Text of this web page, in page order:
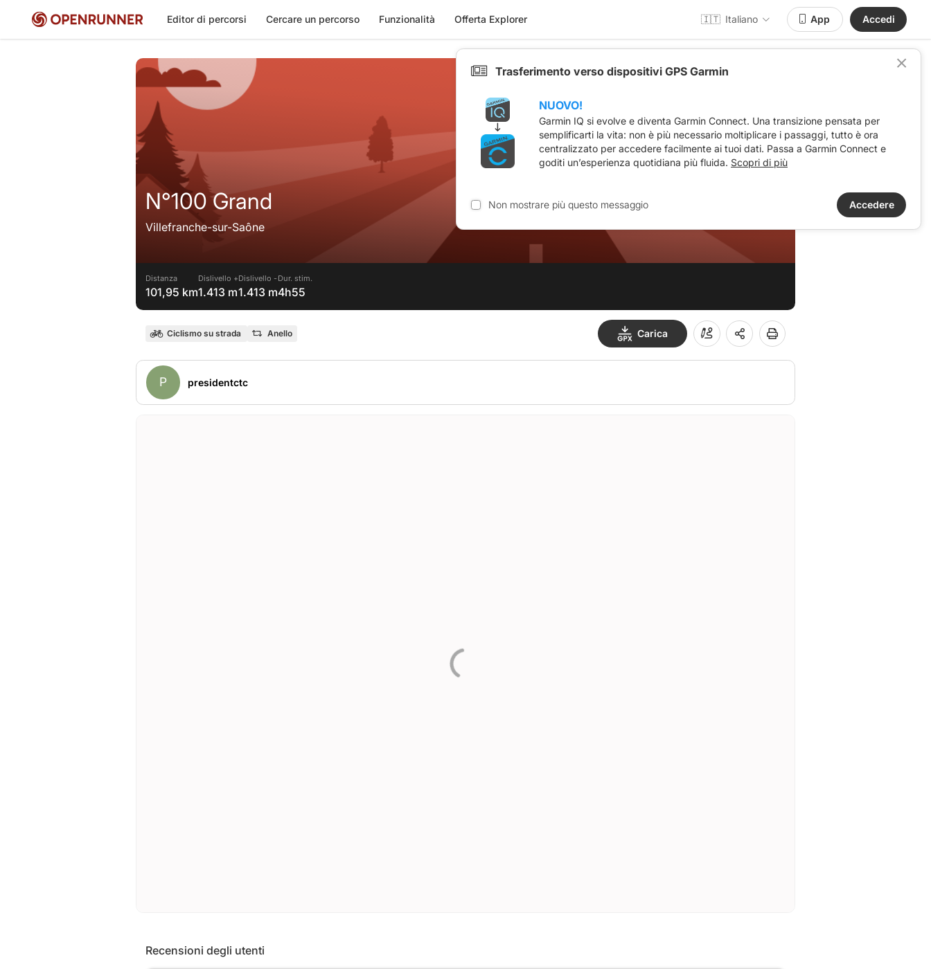
Editor di percorsi Cercare un percorso Funzionalità Offerta Explorer 🇮🇹 Italiano App Accedi
N°100 Grand
Villefranche-sur-Saône
Distanza
101,95 km
Dislivello +
1.413 m
Dislivello -
1.413 m
Dur. stim.
4h55
Ciclismo su strada Anello Carica
P presidentctc
Recensioni degli utenti
Trasferimento verso dispositivi GPS Garmin
NUOVO!
Garmin IQ si evolve e diventa Garmin Connect. Una transizione pensata per
semplificarti la vita: non è più necessario moltiplicare i passaggi, tutto è ora
centralizzato per accedere facilmente ai tuoi dati. Passa a Garmin Connect e
goditi un’esperienza quotidiana più fluida. Scopri di più
Non mostrare più questo messaggio Accedere